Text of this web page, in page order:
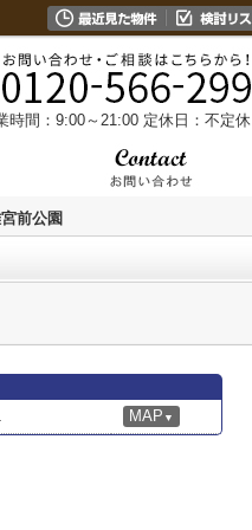
時間：9:00～21:00 定休日：不定休
前公園
MAP ▼